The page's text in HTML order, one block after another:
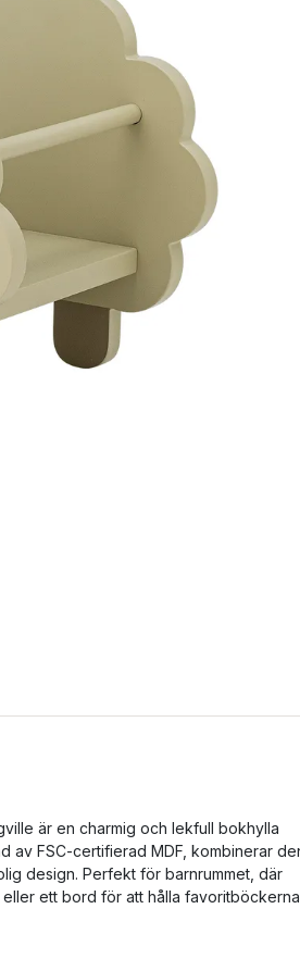
är en charmig och lekfull bokhylla
av FSC-certifierad MDF, kombinerar
design. Perfekt för barnrummet, där
ett bord för att hålla favoritböckerna